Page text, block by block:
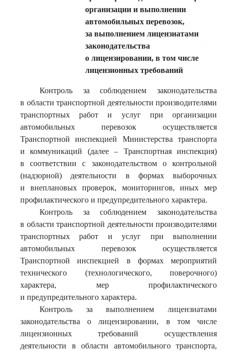
организации и выполнении
автомобильных перевозок,
за выполнением лицензиатами
законодательства
о лицензировании, в том числе
лицензионных требований
Контроль за соблюдением законодательства
в области транспортной деятельности производителями
транспортных работ и услуг при организации
автомобильных перевозок осуществляется
Транспортной инспекцией Министерства транспорта
и коммуникаций (далее – Транспортная инспекция)
в соответствии с законодательством о контрольной
(надзорной) деятельности в формах выборочных
и внеплановых проверок, мониторингов, иных мер
профилактического и предупредительного характера.
Контроль за соблюдением законодательства
в области транспортной деятельности производителями
транспортных работ и услуг при выполнении
автомобильных перевозок осуществляется
Транспортной инспекцией в формах мероприятий
технического (технологического, поверочного)
характера, мер профилактического
и предупредительного характера.
Контроль за выполнением лицензиатами
законодательства о лицензировании, в том числе
лицензионных требований осуществления
деятельности в области автомобильного транспорта,